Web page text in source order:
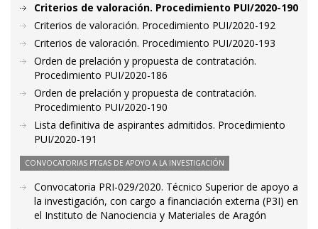
Criterios de valoración. Procedimiento PUI/2020-190
Criterios de valoración. Procedimiento PUI/2020-192
Criterios de valoración. Procedimiento PUI/2020-193
Orden de prelación y propuesta de contratación.
Procedimiento PUI/2020-186
Orden de prelación y propuesta de contratación.
Procedimiento PUI/2020-190
Lista definitiva de aspirantes admitidos. Procedimiento
PUI/2020-191
CONVOCATORIAS PTGAS DE APOYO A LA INVESTIGACIÓN
Convocatoria PRI-029/2020. Técnico Superior de apoyo a
la investigación, con cargo a financiación externa (P3I) en
el Instituto de Nanociencia y Materiales de Aragón